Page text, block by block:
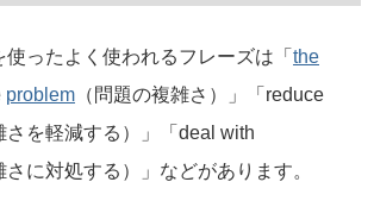
使ったよく使われるフレーズは「 the
problem （問題の複雑さ）」「reduce
さを軽減する）」「deal with
に対処する）」などがあります。